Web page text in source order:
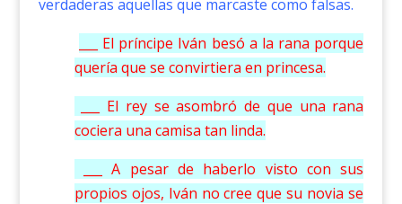
verdaderas aquellas que marcaste como falsas.
___ El príncipe Iván besó a la rana porque
quería que se convirtiera en princesa.
___ El rey se asombró de que una rana
cociera una camisa tan linda.
___ A pesar de haberlo visto con sus
propios ojos, Iván no cree que su novia se